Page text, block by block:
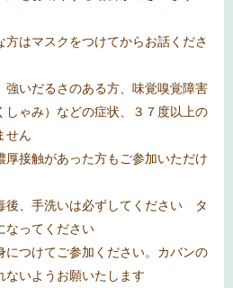
はマスクをつけてからお話くださ
いだるさのある方、味覚嗅覚障害
しゃみ）などの症状、３７度以上の
せん
接触があった方もご参加いただけ
後、手洗いは必ずしてください タ
なってください
つけてご参加ください。カバンの
ないようお願いたします